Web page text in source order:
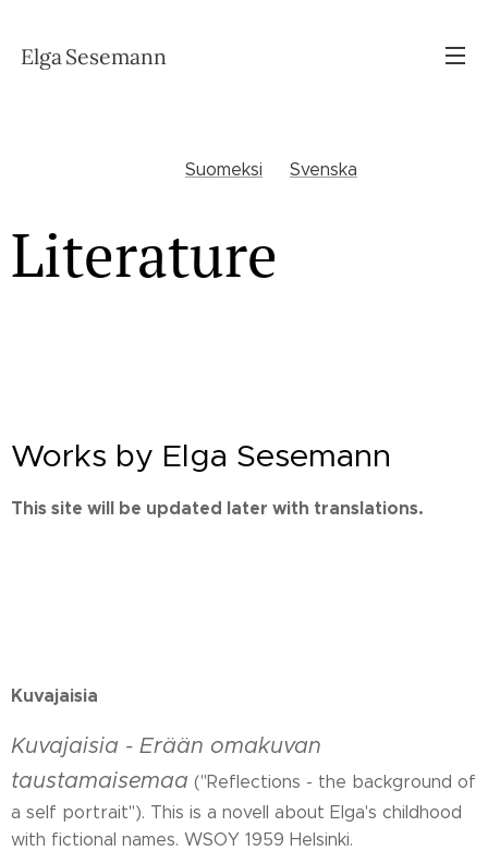
Elga Sesemann
Suomeksi Svenska
Literature
Works by Elga Sesemann
This site will be updated later with translations.
Kuvajaisia
Kuvajaisia - Erään omakuvan
taustamaisemaa ("Reflections - the background of
a self portrait"). This is a novell about Elga's childhood
with fictional names. WSOY 1959 Helsinki.